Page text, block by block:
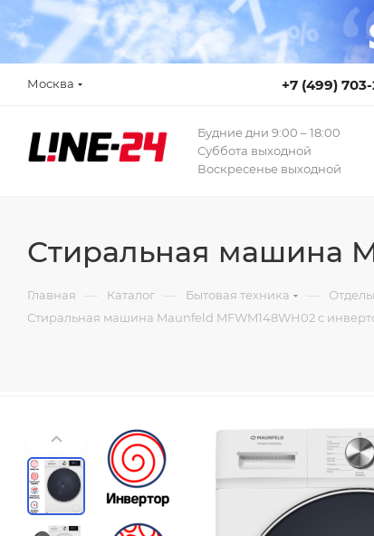
Москва +7 (499)
Будние дни 9:00 – 18:00
Суббота выходной
Воскресенье выходной
Стиральная машина
Главная — Каталог — Бытовая техника —
Стиральная машина Maunfeld MFWM148WH02 c